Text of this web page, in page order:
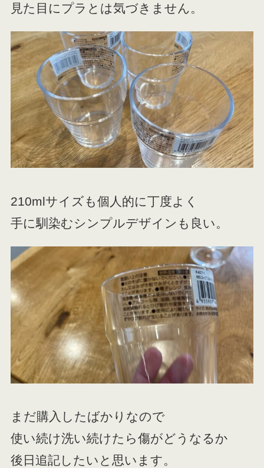
見た目にプラとは気づきません。
210mlサイズも個人的に丁度よく
手に馴染むシンプルデザインも良い。
まだ購入したばかりなので
使い続け洗い続けたら傷がどうなるか
後日追記したいと思います。